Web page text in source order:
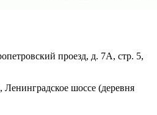
проезд, д. 7А, стр. 5,
шоссе (деревня